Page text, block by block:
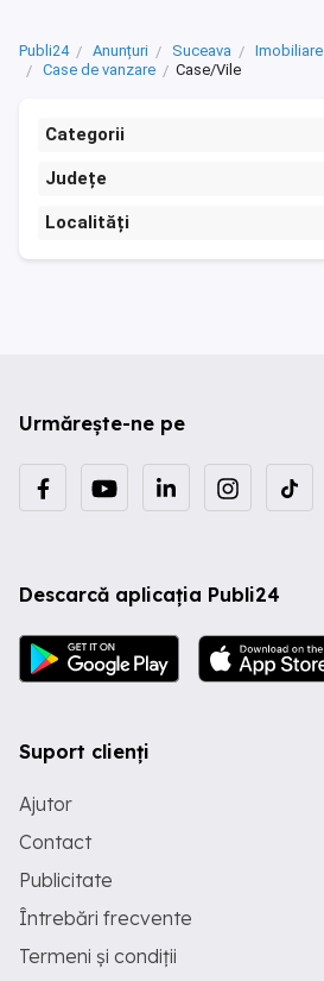
Publi24 Anunțuri Suceava Imobiliare
Case de vanzare
Case/Vile
Categorii
Județe
Localități
Urmărește-ne pe
Descarcă aplicația Publi24
Suport clienți
Ajutor
Contact
Publicitate
Întrebări frecvente
Termeni și condiții